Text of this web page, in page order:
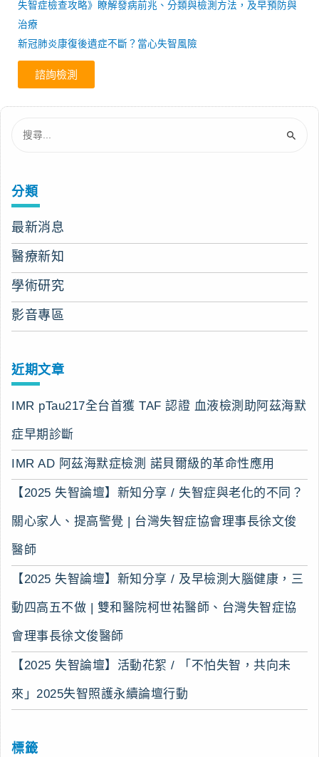
分類
最新消息
醫療新知
學術研究
影音專區
近期文章
IMR pTau217全台首獲 TAF 認證 血液檢測助阿茲海默
症早期診斷
IMR AD 阿茲海默症檢測 諾貝爾級的革命性應用
【2025 失智論壇】新知分享 / 失智症與老化的不同？
關心家人、提高警覺 | 台灣失智症協會理事長徐文俊
醫師
【2025 失智論壇】新知分享 / 及早檢測大腦健康，三
動四高五不做 | 雙和醫院柯世祐醫師、台灣失智症協
會理事長徐文俊醫師
【2025 失智論壇】活動花絮 / 「不怕失智，共向未
來」2025失智照護永續論壇行動
標籤
失智症檢查攻略》瞭解發病前兆、分類與檢測方法，及早預防與
治療
新冠肺炎康復後遺症不斷？當心失智風險
諮詢檢測